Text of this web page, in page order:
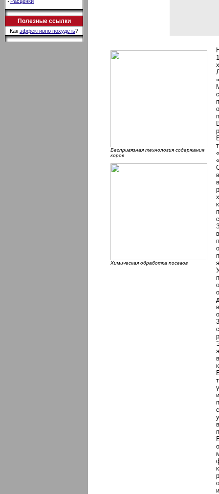
Полезные ссылки
Как эффективно похудеть?
Беспривязная технология содержания
коров
Химическая обработка посевов